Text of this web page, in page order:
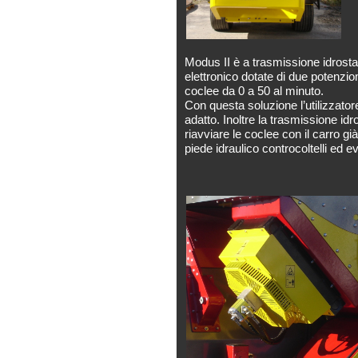
Modus II è a trasmissione
elettronico dotate di due
coclee da 0 a 50 al minuto.
Con questa soluzione
adatto. Inoltre la trasmissione
riavviare le coclee con il carro
piede idraulico controcoltelli ed